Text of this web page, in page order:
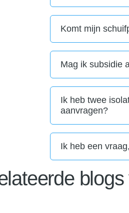
Komt mijn
Mag ik subsidie
Ik heb twee
aanvragen?
Ik heb een